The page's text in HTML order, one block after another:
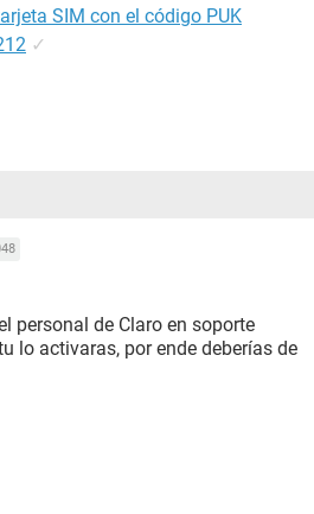
SIM con el código PUK
✓
personal de Claro en soporte
lo activaras, por ende deberías de